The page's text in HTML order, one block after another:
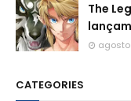
The
agosto
CATEGORIES